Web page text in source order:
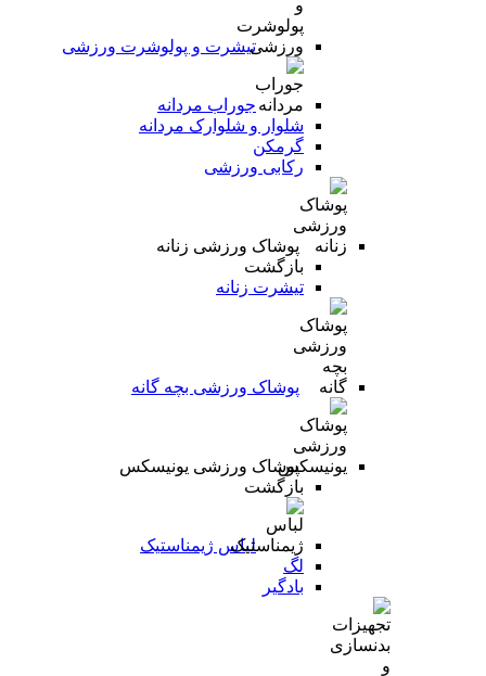
تیشرت و پولوشرت ورزشی
جوراب مردانه
شلوار و شلوارک مردانه
گرمکن
رکابی ورزشی
پوشاک ورزشی زنانه
بازگشت
تیشرت زنانه
پوشاک ورزشی بچه گانه
پوشاک ورزشی یونیسکس
بازگشت
لباس ژیمناستیک
لگ
بادگیر